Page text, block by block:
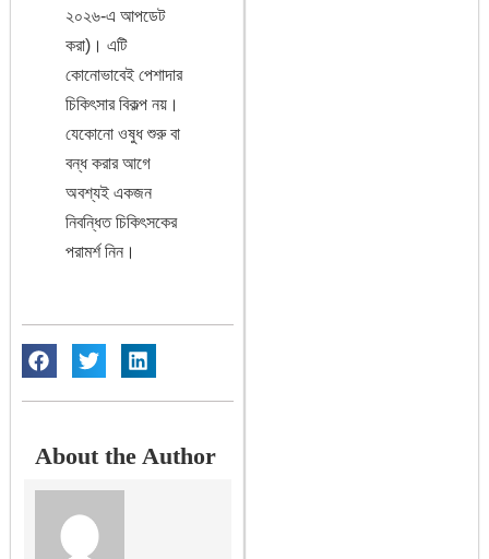
২০২৬-এ আপডেট
করা)। এটি
কোনোভাবেই পেশাদার
চিকিৎসার বিকল্প নয়।
যেকোনো ওষুধ শুরু বা
বন্ধ করার আগে
অবশ্যই একজন
নিবন্ধিত চিকিৎসকের
পরামর্শ নিন।
About the Author